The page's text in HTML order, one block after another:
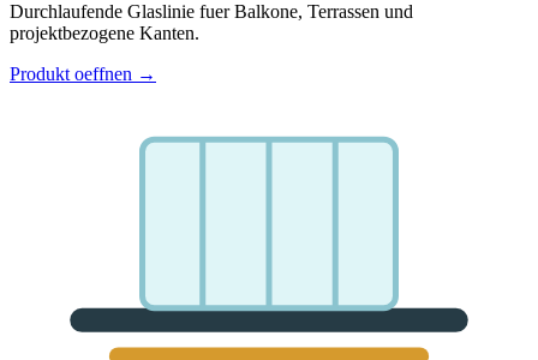
Durchlaufende Glaslinie fuer Balkone, Terrassen und
projektbezogene Kanten.
Produkt oeffnen →